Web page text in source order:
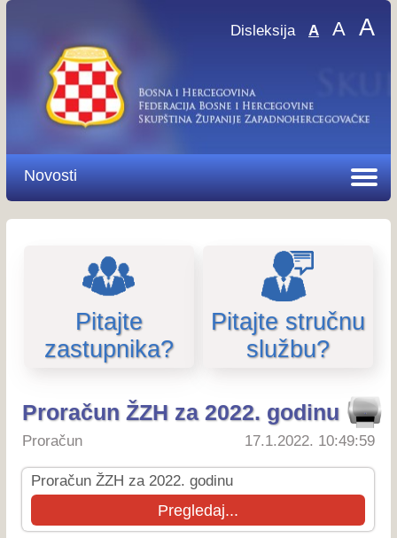
Disleksija A A A
Novosti
Pitajte
zastupnika?
Pitajte stručnu
službu?
Proračun ŽZH za 2022. godinu
Proračun 17.1.2022. 10:49:59
Proračun ŽZH za 2022. godinu
Pregledaj...